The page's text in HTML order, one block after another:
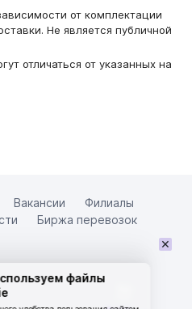
файлы
от комплектации
Не является публичной
отличаться от указанных на
Вакансии
Филиалы
Биржа перевозок
×